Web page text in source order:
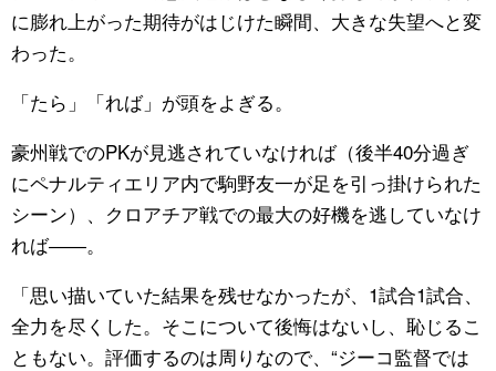
に膨れ上がった期待がはじけた瞬間、大きな失望へと変
わった。
「たら」「れば」が頭をよぎる。
豪州戦でのPKが見逃されていなければ（後半40分過ぎ
にペナルティエリア内で駒野友一が足を引っ掛けられた
シーン）、クロアチア戦での最大の好機を逃していなけ
れば――。
「思い描いていた結果を残せなかったが、1試合1試合、
全力を尽くした。そこについて後悔はないし、恥じるこ
ともない。評価するのは周りなので、“ジーコ監督では